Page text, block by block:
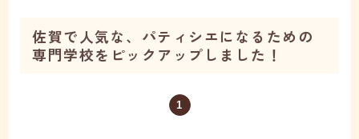
佐賀で人気な、パティシエになるための
専門学校をピックアップしました！
1